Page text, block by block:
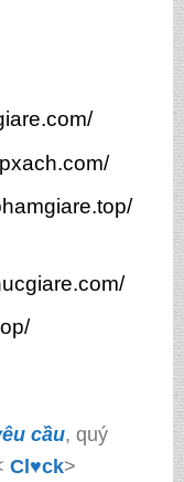
cầu, quý
Cl♥ck>